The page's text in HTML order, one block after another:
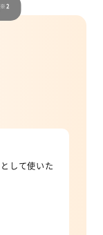
※2
として使いた